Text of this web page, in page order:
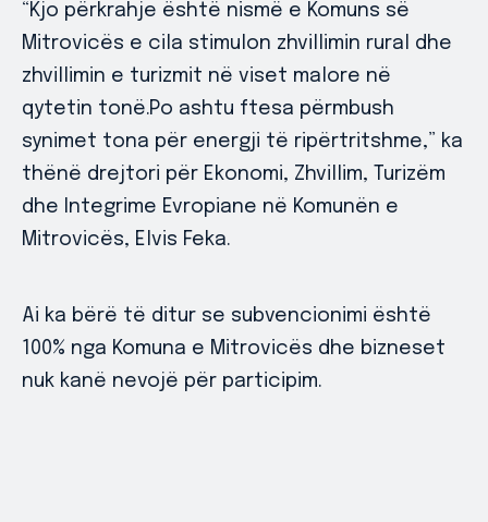
“Kjo përkrahje është nismë e Komuns së
Mitrovicës e cila stimulon zhvillimin rural dhe
zhvillimin e turizmit në viset malore në
qytetin tonë.Po ashtu ftesa përmbush
synimet tona për energji të ripërtritshme,” ka
thënë drejtori për Ekonomi, Zhvillim, Turizëm
dhe Integrime Evropiane në Komunën e
Mitrovicës, Elvis Feka.
Ai ka bërë të ditur se subvencionimi është
100% nga Komuna e Mitrovicës dhe bizneset
nuk kanë nevojë për participim.